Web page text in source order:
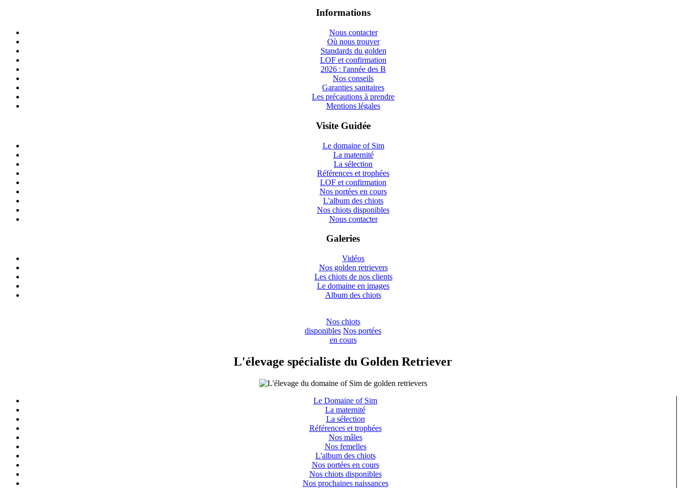
Informations
Nous contacter
Où nous trouver
Standards du golden
LOF et confirmation
2026 : l'année des B
Nos conseils
Garanties sanitaires
Les précautions à prendre
Mentions légales
Visite Guidée
Le domaine of Sim
La maternité
La sélection
Références et trophées
LOF et confirmation
Nos portées en cours
L'album des chiots
Nos chiots disponibles
Nous contacter
Galeries
Vidéos
Nos golden retrievers
Les chiots de nos clients
Le domaine en images
Album des chiots
Nos chiots
disponibles Nos portées
en cours
L'élevage spécialiste du Golden Retriever
Le Domaine of Sim
La maternité
La sélection
Références et trophées
Nos mâles
Nos femelles
L'album des chiots
Nos portées en cours
Nos chiots disponibles
Nos prochaines naissances